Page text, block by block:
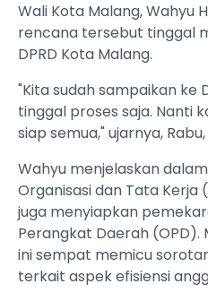
Wali Kota Malang, Wahyu
rencana tersebut tinggal
DPRD Kota Malang.
"Kita sudah sampaikan ke
tinggal proses saja. Nanti
siap semua," ujarnya, Rabu,
Wahyu menjelaskan
Organisasi dan Tata Kerja
juga menyiapkan
Perangkat Daerah (OPD).
ini sempat memicu
terkait aspek efisiensi